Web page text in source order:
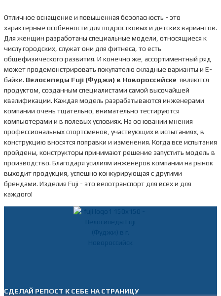
Отличное оснащение и повышенная безопасность - это
характерные особенности для подростковых и детских вариантов.
Для женщин разработаны специальные модели, относящиеся к
числу городских, служат они для фитнеса, то есть
общефизического развития. И конечно же, ассортиментный ряд
может продемонстрировать покупателю складные варианты и Е-
байки. Велосипеды Fuji (Фуджи) в Новороссийске являются
продуктом, созданным специалистами самой высочайшей
квалификации. Каждая модель разрабатываются инженерами
компании очень тщательно, внимательно тестируются
компьютерами и в полевых условиях. На основании мнения
профессиональных спортсменов, участвующих в испытаниях, в
конструкцию вносятся поправки и изменения. Когда все испытания
пройдены, конструкторы принимают решение запустить модель в
производство. Благодаря усилиям инженеров компании на рынок
выходит продукция, успешно конкурирующая с другими
брендами. Изделия Fuji - это велотранспорт для всех и для
каждого!
СДЕЛАЙ РЕПОСТ К СЕБЕ НА СТРАНИЦУ